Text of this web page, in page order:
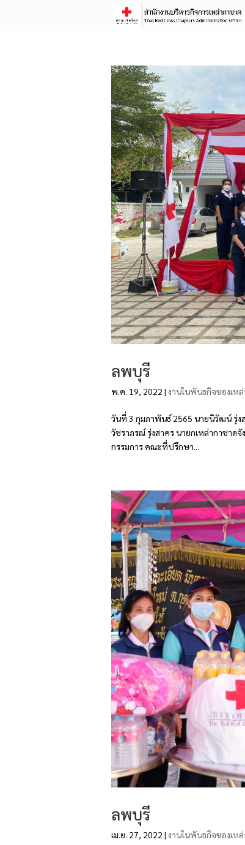
ลพบุรี
พ.ค. 19, 2022 | งานในพันธกิจของเห
วันที่ 3 กุมภาพันธ์ 2565 นายนิวัฒน์ รุ่
วัชราภรณ์ รุ่งสาคร นายกเหล่ากาชา
กรรมการ คณะที่ปรึกษา...
ลพบุรี
เม.ย. 27, 2022 | งานในพันธกิจของเห